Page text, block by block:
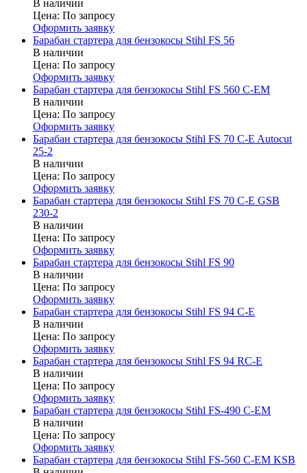
В наличии
Цена: По запросу
Оформить заявку
Барабан стартера для бензокосы Stihl FS 56
В наличии
Цена: По запросу
Оформить заявку
Барабан стартера для бензокосы Stihl FS 560 C-EM
В наличии
Цена: По запросу
Оформить заявку
Барабан стартера для бензокосы Stihl FS 70 C-E Autocut
25-2
В наличии
Цена: По запросу
Оформить заявку
Барабан стартера для бензокосы Stihl FS 70 C-E GSB
230-2
В наличии
Цена: По запросу
Оформить заявку
Барабан стартера для бензокосы Stihl FS 90
В наличии
Цена: По запросу
Оформить заявку
Барабан стартера для бензокосы Stihl FS 94 C-E
В наличии
Цена: По запросу
Оформить заявку
Барабан стартера для бензокосы Stihl FS 94 RC-E
В наличии
Цена: По запросу
Оформить заявку
Барабан стартера для бензокосы Stihl FS-490 C-EM
В наличии
Цена: По запросу
Оформить заявку
Барабан стартера для бензокосы Stihl FS-560 C-EM KSB